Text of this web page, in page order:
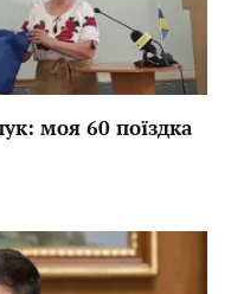
моя 60 поїздка